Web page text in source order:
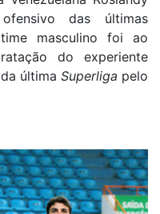
das últimas
masculino foi ao
do experiente
última Superliga pelo